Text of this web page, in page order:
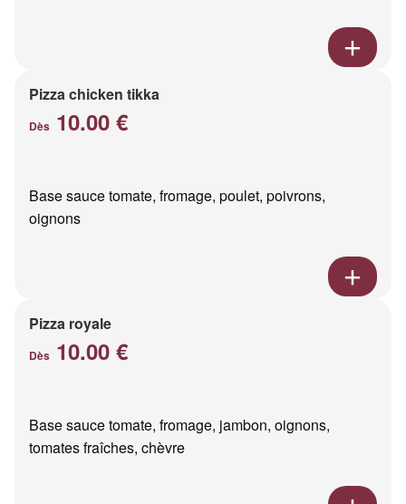
Pizza chicken tikka
Dès 10.00 €
Base sauce tomate, fromage, poulet, poivrons,
oignons
Pizza royale
Dès 10.00 €
Base sauce tomate, fromage, jambon, oignons,
tomates fraîches, chèvre